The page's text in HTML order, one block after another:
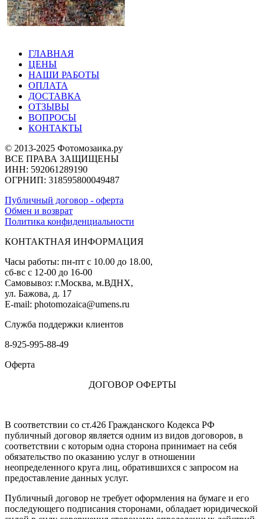
ГЛАВНАЯ
ЦЕНЫ
НАШИ РАБОТЫ
ОПЛАТА
ДОСТАВКА
ОТЗЫВЫ
ВОПРОСЫ
КОНТАКТЫ
© 2013-2025 Фотомозаика.ру
ВСЕ ПРАВА ЗАЩИЩЕНЫ
ИНН: 592061289190
ОГРНИП: 318595800049487
Публичный договор - оферта
Обмен и возврат
Политика конфиденциальности
КОНТАКТНАЯ ИНФОРМАЦИЯ
Часы работы: пн-пт с 10.00 до 18.00,
сб-вс с 12-00 до 16-00
Самовывоз: г.Москва, м.ВДНХ,
ул. Бажова, д. 17
E-mail: photomozaica@umens.ru
Служба поддержки клиентов
8-925-995-88-49
Оферта
ДОГОВОР ОФЕРТЫ
В соответствии со ст.426 Гражданского Кодекса РФ
публичный договор является одним из видов договоров, в
соответствии с которым одна сторона принимает на себя
обязательство по оказанию услуг в отношении
неопределенного круга лиц, обратившихся с запросом на
предоставление данных услуг.
Публичный договор не требует оформления на бумаге и его
последующего подписания сторонами, обладает юридической